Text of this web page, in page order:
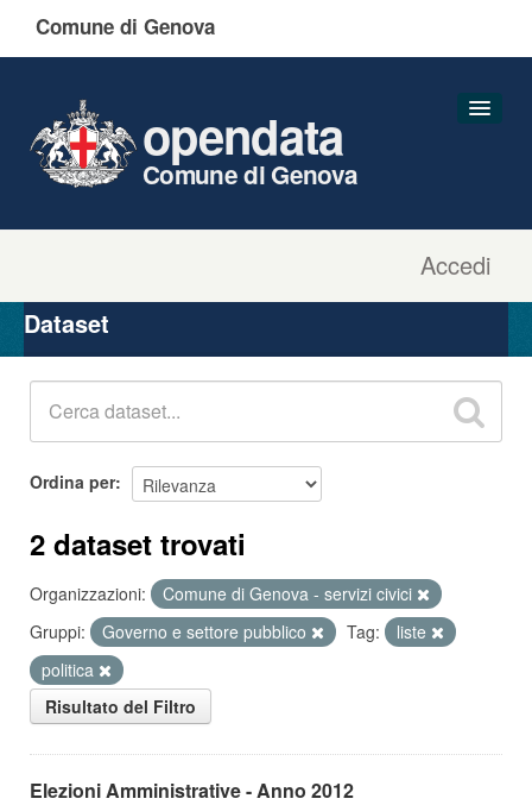
Comune di Genova
Accedi
opendata
Comune di Genova
Organizzazioni
Gruppi
Dataset
Ordina per
2 dataset trovati
Organizzazioni:
Comune di Genova - servizi civici
Gruppi:
Governo e settore pubblico Tag:
liste
politica
Risultato del Filtro
Elezioni Amministrative - Anno 2012